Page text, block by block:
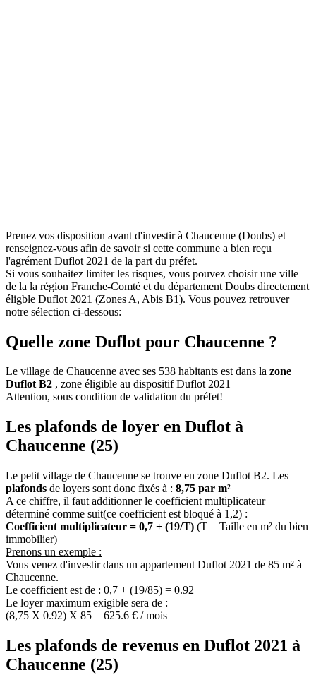
Prenez vos disposition avant d'investir à Chaucenne (Doubs) et
renseignez-vous afin de savoir si cette commune a bien reçu
l'agrément Duflot 2021 de la part du préfet.
Si vous souhaitez limiter les risques, vous pouvez choisir une ville
de la la région Franche-Comté et du département Doubs directement
éligble Duflot 2021 (Zones A, Abis B1). Vous pouvez retrouver
notre sélection ci-dessous:
Quelle zone Duflot pour Chaucenne ?
Le village de Chaucenne avec ses 538 habitants est dans la zone
Duflot B2 , zone éligible au dispositif Duflot 2021
Attention, sous condition de validation du préfet!
Les plafonds de loyer en Duflot à
Chaucenne (25)
Le petit village de Chaucenne se trouve en zone Duflot B2. Les
plafonds de loyers sont donc fixés à : 8,75 par m²
A ce chiffre, il faut additionner le coefficient multiplicateur
déterminé comme suit(ce coefficient est bloqué à 1,2) :
Coefficient multiplicateur = 0,7 + (19/T) (T = Taille en m² du bien
immobilier)
Prenons un exemple :
Vous venez d'investir dans un appartement Duflot 2021 de 85 m² à
Chaucenne.
Le coefficient est de : 0,7 + (19/85) = 0.92
Le loyer maximum exigible sera de :
(8,75 X 0.92) X 85 = 625.6 € / mois
Les plafonds de revenus en Duflot 2021 à
Chaucenne (25)